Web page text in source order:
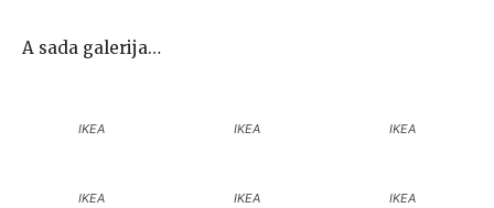
A sada galerija…
IKEA IKEA IKEA
IKEA IKEA IKEA